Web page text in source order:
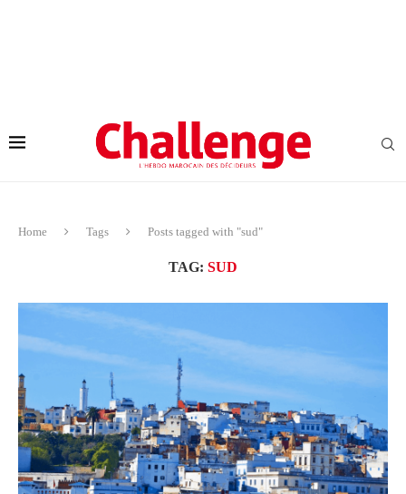
Home Tags Posts tagged with "sud"
TAG: SUD